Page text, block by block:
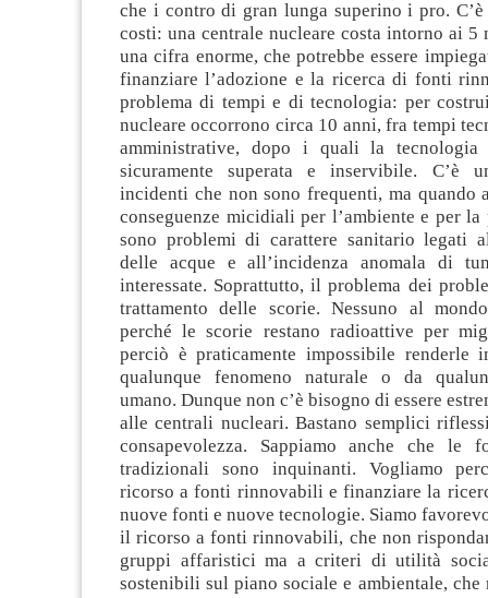
che i contro di gran lunga superino i pro.
costi: una centrale nucleare costa intorno ai
una cifra enorme, che potrebbe essere
finanziare l’adozione e la ricerca di fonti
problema di tempi e di tecnologia: per
nucleare occorrono circa 10 anni, fra tempi
amministrative, dopo i quali la tecnologia
sicuramente superata e inservibile. C’è
incidenti che non sono frequenti, ma quando
conseguenze micidiali per l’ambiente e per
sono problemi di carattere sanitario legati
delle acque e all’incidenza anomala di
interessate. Soprattutto, il problema dei
trattamento delle scorie. Nessuno al
perché le scorie restano radioattive per
perciò è praticamente impossibile renderle
qualunque fenomeno naturale o da
umano. Dunque non c’è bisogno di essere
alle centrali nucleari. Bastano semplici
consapevolezza. Sappiamo anche che le
tradizionali sono inquinanti. Vogliamo
ricorso a fonti rinnovabili e finanziare la
nuove fonti e nuove tecnologie. Siamo
il ricorso a fonti rinnovabili, che non
gruppi affaristici ma a criteri di utilità
sostenibili sul piano sociale e ambientale, che